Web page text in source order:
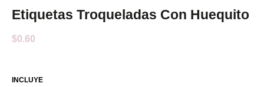
Etiquetas Troqueladas Con Huequito
$0.60
INCLUYE